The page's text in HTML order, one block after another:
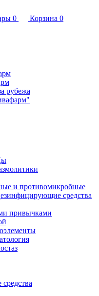
0 Корзина 0
рубежа
и противомикробные
средства
привычками